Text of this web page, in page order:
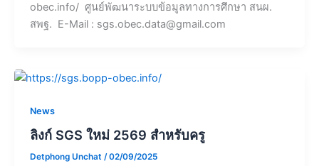
obec.info/ ศูนย์พัฒนาระบบข้อมูลทางการศึกษา สนผ.
สพฐ. E-Mail : sgs.obec.data@gmail.com
News
ลิงก์ SGS ใหม่ 2569 สำหรับครู
Detphong Unchat /02/09/2025